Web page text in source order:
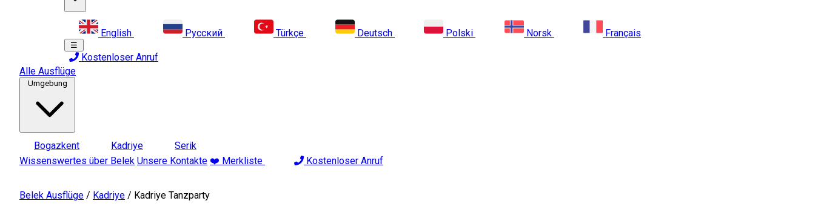
English Русский Türkçe Deutsch Polski Norsk Français
☰
Kostenloser Anruf
Alle Ausflüge
Umgebung
Bogazkent Kadriye
Serik
Wissenswertes über Belek Unsere Kontakte ❤️ Merkliste Kostenloser Anruf
Belek Ausflüge / Kadriye / Kadriye Tanzparty